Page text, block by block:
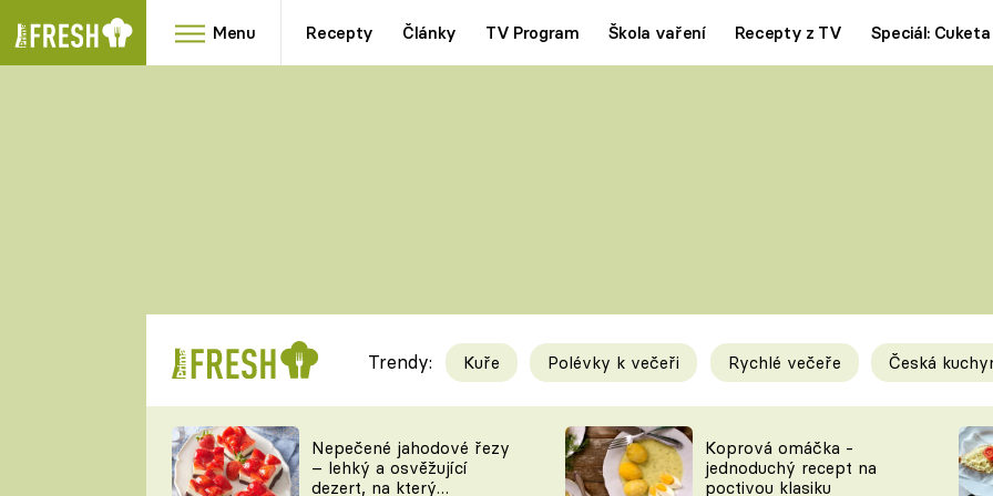
Menu Recepty Články TV Program Škola vaření Recepty z TV Speciál: Cuketa
RYCHLOVKY
Videorecepty
TEĎ VAŘÍ ŠÉF!
Tipy a triky
KAM ZA JÍDLEM
Trendy: Kuře Polévky k večeři Rychlé večeře Česká
Nepečené jahodové řezy
– lehký a osvěžující
dezert, na který
Koprová omáčka -
jednoduchý recept na
poctivou klasiku